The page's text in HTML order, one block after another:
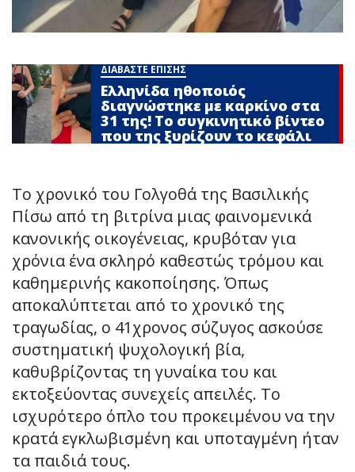
ΔΙΑΒΑΣΤΕ ΕΠΙΣΗΣ
Ελληνίδα ηθοποιός
διαγνώστηκε με καρκίνο στα
31 της! Το συγκινητικό βίντεο
που της ξυρίζουν το κεφάλι
Το χρονικό του Γολγοθά της Βασιλικής
Πίσω από τη βιτρίνα μιας φαινομενικά
κανονικής οικογένειας, κρυβόταν για
χρόνια ένα σκληρό καθεστώς τρόμου και
καθημερινής κακοποίησης. Όπως
αποκαλύπτεται από το χρονικό της
τραγωδίας, ο 41χρονος σύζυγος ασκούσε
συστηματική ψυχολογική βία,
καθυβρίζοντας τη γυναίκα του και
εκτοξεύοντας συνεχείς απειλές. Το
ισχυρότερο όπλο του προκειμένου να την
κρατά εγκλωβισμένη και υποταγμένη ήταν
τα παιδιά τους.